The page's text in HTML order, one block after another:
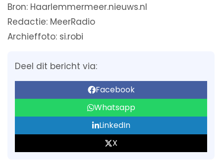
Bron: Haarlemmermeer.nieuws.nl
Redactie: MeerRadio
Archieffoto: si.robi
Deel dit bericht via:
Facebook
Whatsapp
LinkedIn
X